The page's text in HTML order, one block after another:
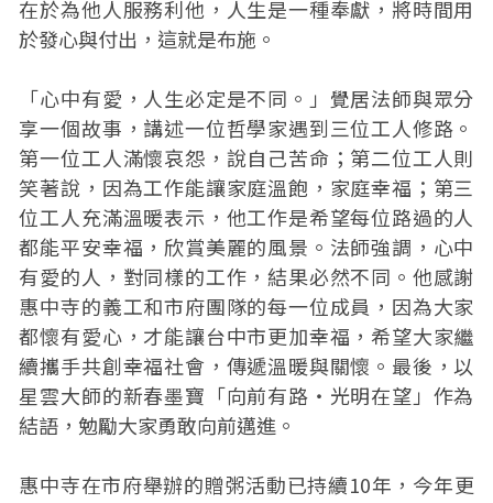
在於為他人服務利他，人生是一種奉獻，將時間用
於發心與付出，這就是布施。
「心中有愛，人生必定是不同。」覺居法師與眾分
享一個故事，講述一位哲學家遇到三位工人修路。
第一位工人滿懷哀怨，說自己苦命；第二位工人則
笑著說，因為工作能讓家庭溫飽，家庭幸福；第三
位工人充滿溫暖表示，他工作是希望每位路過的人
都能平安幸福，欣賞美麗的風景。法師強調，心中
有愛的人，對同樣的工作，結果必然不同。他感謝
惠中寺的義工和市府團隊的每一位成員，因為大家
都懷有愛心，才能讓台中市更加幸福，希望大家繼
續攜手共創幸福社會，傳遞溫暖與關懷。最後，以
星雲大師的新春墨寶「向前有路‧光明在望」作為
結語，勉勵大家勇敢向前邁進。
惠中寺在市府舉辦的贈粥活動已持續10年，今年更